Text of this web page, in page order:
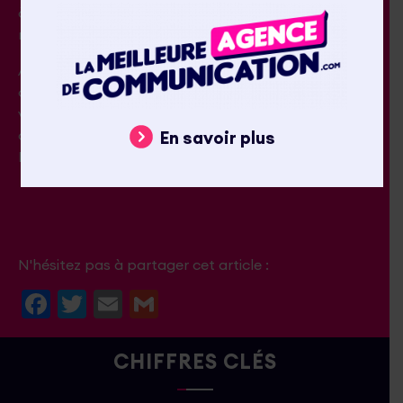
à des problématiques locales, régionales,
nationales, voire internationales.
Avec nos technologies propriétaires, le but étant
d’éviter la déperdition et d’optimiser la diffusion de
votre communication en utilisant l’ensemble de la
chaîne programmatique (Display, Audio, TV, Search,
Réseaux sociaux…).
N'hésitez pas à partager cet article :
Facebook
Twitter
Email
CHIFFRES CLÉS
En savoir plus